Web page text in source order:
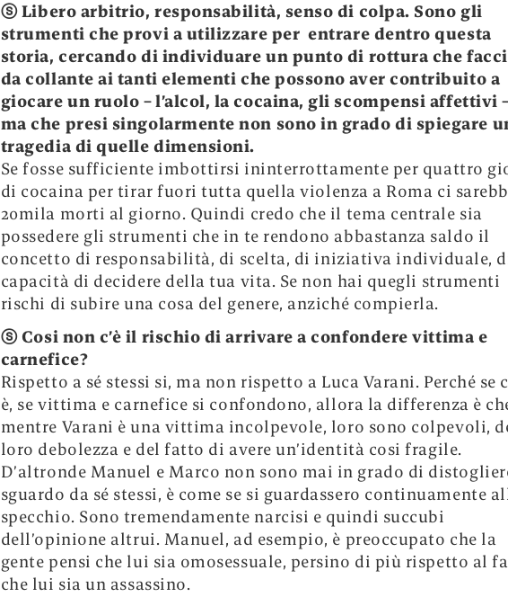
ⓢLibero arbitrio, responsabilità, senso di colpa. Sono gli
strumenti che provi a utilizzare per entrare dentro questa
storia, cercando di individuare un punto di rottura che
da collante ai tanti elementi che possono aver contribuito a
giocare un ruolo –l’alcol, la cocaina, gli scompensi affettivi
ma che presi singolarmente non sono in grado di spiegare
tragedia di quelle dimensioni.
Se fosse sufficiente imbottirsi ininterrottamente per quattro
di cocaina per tirar fuori tutta quella violenza a Roma ci
20mila morti al giorno. Quindi credo che il tema centrale sia
possedere gli strumenti che in te rendono abbastanza saldo il
concetto di responsabilità, di scelta, di iniziativa individuale,
capacità di decidere della tua vita. Se non hai quegli strumenti
rischi di subire una cosa del genere, anziché compierla.
ⓢCosi non c’è il rischio di arrivare a confondere vittima e
carnefice?
Rispetto a sé stessi si, ma non rispetto a Luca Varani. Perché se
è, se vittima e carnefice si confondono, allora la differenza è
mentre Varani è una vittima incolpevole, loro sono colpevoli,
loro debolezza e del fatto di avere un’identità cosi fragile.
D’altronde Manuel e Marco non sono mai in grado di
sguardo da sé stessi, è come se si guardassero continuamente
specchio. Sono tremendamente narcisi e quindi succubi
dell’opinione altrui. Manuel, ad esempio, è preoccupato che la
gente pensi che lui sia omosessuale, persino di più rispetto al
che lui sia un assassino.